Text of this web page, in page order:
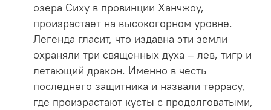
озера Сиху в провинции Ханчжоу,
произрастает на высокогорном уровне.
Легенда гласит, что издавна эти земли
охраняли три священных духа – лев, тигр и
летающий дракон. Именно в честь
последнего защитника и назвали террасу,
где произрастают кусты с продолговатыми,